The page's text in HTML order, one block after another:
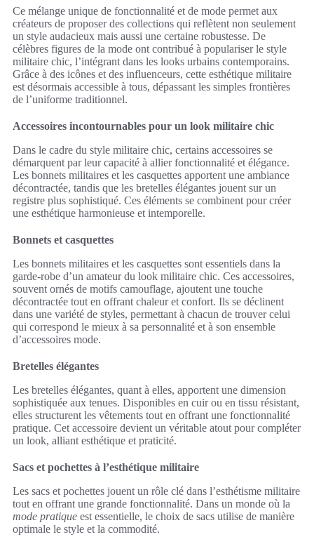
Ce mélange unique de fonctionnalité et de mode permet aux
créateurs de proposer des collections qui reflètent non seulement
un style audacieux mais aussi une certaine robustesse. De
célèbres figures de la mode ont contribué à populariser le style
militaire chic, l’intégrant dans les looks urbains contemporains.
Grâce à des icônes et des influenceurs, cette esthétique militaire
est désormais accessible à tous, dépassant les simples frontières
de l’uniforme traditionnel.
Accessoires incontournables pour un look militaire chic
Dans le cadre du style militaire chic, certains accessoires se
démarquent par leur capacité à allier fonctionnalité et élégance.
Les bonnets militaires et les casquettes apportent une ambiance
décontractée, tandis que les bretelles élégantes jouent sur un
registre plus sophistiqué. Ces éléments se combinent pour créer
une esthétique harmonieuse et intemporelle.
Bonnets et casquettes
Les bonnets militaires et les casquettes sont essentiels dans la
garde-robe d’un amateur du look militaire chic. Ces accessoires,
souvent ornés de motifs camouflage, ajoutent une touche
décontractée tout en offrant chaleur et confort. Ils se déclinent
dans une variété de styles, permettant à chacun de trouver celui
qui correspond le mieux à sa personnalité et à son ensemble
d’accessoires mode.
Bretelles élégantes
Les bretelles élégantes, quant à elles, apportent une dimension
sophistiquée aux tenues. Disponibles en cuir ou en tissu résistant,
elles structurent les vêtements tout en offrant une fonctionnalité
pratique. Cet accessoire devient un véritable atout pour compléter
un look, alliant esthétique et praticité.
Sacs et pochettes à l’esthétique militaire
Les sacs et pochettes jouent un rôle clé dans l’esthétisme militaire
tout en offrant une grande fonctionnalité. Dans un monde où la
mode pratique est essentielle, le choix de sacs utilise de manière
optimale le style et la commodité.